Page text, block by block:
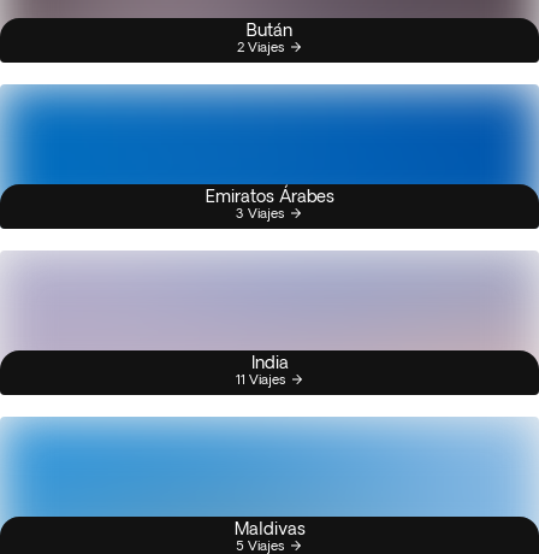
Bután
2 Viajes
Emiratos Árabes
3 Viajes
India
11 Viajes
Maldivas
5 Viajes